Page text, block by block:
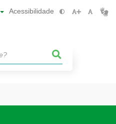
Acessibilidade